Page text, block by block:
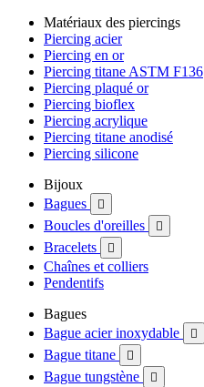
Matériaux des piercings
Piercing acier
Piercing en or
Piercing titane ASTM F136
Piercing plaqué or
Piercing bioflex
Piercing acrylique
Piercing titane anodisé
Piercing silicone
Bijoux
Bagues

Boucles d'oreilles 
Bracelets 
Chaînes et colliers
Pendentifs
Bagues
Bague acier inoxydable

Bague titane 
Bague tungstène 